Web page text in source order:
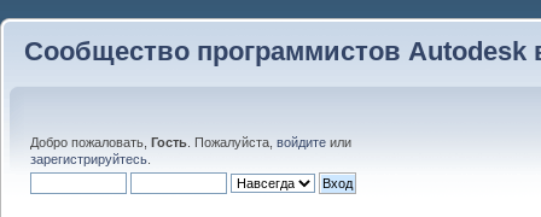
Сообщество программистов Autodesk
Добро пожаловать, Гость . Пожалуйста, войдите или
зарегистрируйтесь